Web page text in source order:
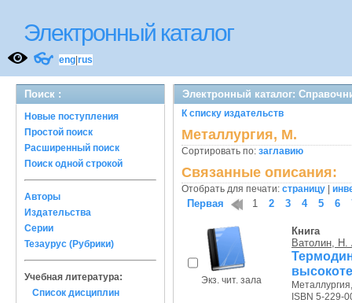
Электронный каталог
👓 eng rus
Поиск :
Новые поступления
Простой поиск
Расширенный поиск
Поиск одной строкой
Авторы
Издательства
Серии
Тезаурус (Рубрики)
Учебная литература:
Список дисциплин
Электронный каталог:
К списку издательств
Металлургия, М.
Сортировать по: заглавию
Связанные описания:
Отобрать для печати: страницу
Первая 1 2 3 4 5 6
Экз. чит. зала
Книга
Ватолин, Н.
ISBN 5-229-